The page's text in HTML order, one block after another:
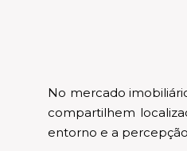
No mercado
compartilhem
entorno e a